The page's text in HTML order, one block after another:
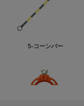
5-コーンバー